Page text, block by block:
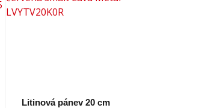
Litinová pánev 20 cm